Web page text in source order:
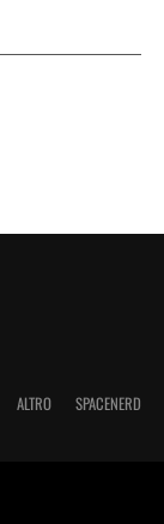
ALTRO SPACENERD